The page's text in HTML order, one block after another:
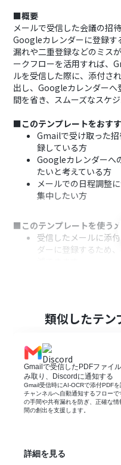
■概要
メールで受信した会議の招
Googleカレンダーに登録す
漏れや二重登録などのミス
ークフローを活用すれば、
ルを受信した際に、添付さ
出し、Googleカレンダーへ
間を省き、スムーズなスケ
■このテンプレートをおす
Gmailで受け取った
録している方
Googleカレンダーへ
たいと考えている方
メールでの日程調整
集中したい方
■このテンプレートを使うメ
受信したメールに添
ダーに登録するため
■フローボットの流れ
ます。
トリガーでGmailを
信したら」というア
次に、オペレーショ
からデータを抽出す
たメールの添付ファイ
します。
類似したテン
Gmailで受信したPDFファイ
み取り、Discordに通知する
Gmail受信時にAI-OCRで添付PDF
チャンネルへ自動通知するフロー
の手間や共有漏れを防ぎ、正確な
間の創出を支援します。
詳細を見る